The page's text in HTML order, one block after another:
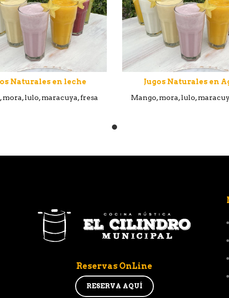
Naturales en leche
mora, lulo, maracuya, fresa
Jugos Naturales en
Mango, mora, lulo,
Reservas OnLine
RESERVA AQUÍ